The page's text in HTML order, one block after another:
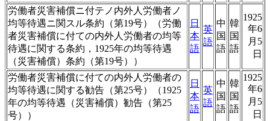
労働者災害補償ニ付テノ内外人労働者ノ
均等待遇ニ関スル条約（第19号）（労働
者災害補償に付ての内外人労働者の均等
待遇に関する条約，1925年の均等待遇
（災害補償）条約（第19号））
日
本
語
英
語
中
国
語
韓
国
語
1925
年6
月5
日
労働者災害補償に付ての内外人労働者の
均等待遇に関する勧告（第25号）（1925
年の均等待遇（災害補償）勧告（第25
号））
日
本
語
英
語
中
国
語
韓
国
語
1925
年6
月5
日